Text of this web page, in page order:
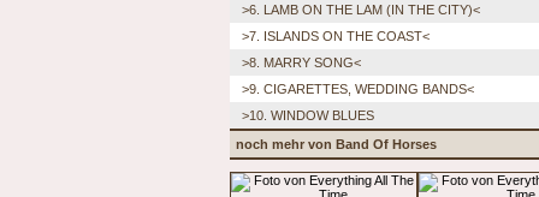
>6. LAMB ON THE LAM (IN THE CITY)<
>7. ISLANDS ON THE COAST<
>8. MARRY SONG<
>9. CIGARETTES, WEDDING BANDS<
>10. WINDOW BLUES
noch mehr von Band Of Horses